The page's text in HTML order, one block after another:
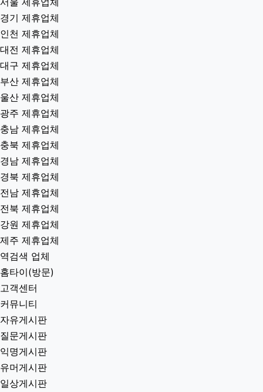
경기 제휴업체
인천 제휴업체
대전 제휴업체
대구 제휴업체
부산 제휴업체
울산 제휴업체
광주 제휴업체
충남 제휴업체
충북 제휴업체
경남 제휴업체
경북 제휴업체
전남 제휴업체
전북 제휴업체
강원 제휴업체
제주 제휴업체
역검색 업체
홈타이(방문)
고객센터
커뮤니티
자유게시판
질문게시판
익명게시판
유머게시판
일상게시판